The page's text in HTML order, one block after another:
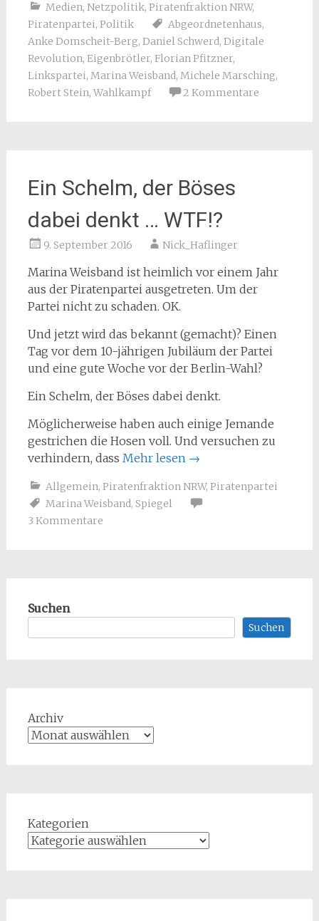
Medien, Netzpolitik, Piratenfraktion NRW,
Piratenpartei, Politik Abgeordnetenhaus,
Anke Domscheit-Berg, Daniel Schwerd, Digitale
Revolution, Eigenbrötler, Florian Pfitzner,
Linkspartei, Marina Weisband, Michele Marsching,
Robert Stein, Wahlkampf 2 Kommentare
Ein Schelm, der Böses
dabei denkt … WTF!?
9. September 2016 Nick_Haflinger
Marina Weisband ist heimlich vor einem Jahr
aus der Piratenpartei ausgetreten. Um der
Partei nicht zu schaden. OK.
Und jetzt wird das bekannt (gemacht)? Einen
Tag vor dem 10-jährigen Jubiläum der Partei
und eine gute Woche vor der Berlin-Wahl?
Ein Schelm, der Böses dabei denkt.
Möglicherweise haben auch einige Jemande
gestrichen die Hosen voll. Und versuchen zu
verhindern, dass Mehr lesen →
Allgemein, Piratenfraktion NRW, Piratenpartei
Marina Weisband, Spiegel
3 Kommentare
Suchen
Suchen
Archiv
Kategorien